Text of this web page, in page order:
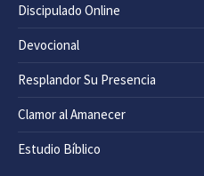
Discipulado Online
Devocional
Resplandor Su Presencia
Clamor al Amanecer
Estudio Bíblico